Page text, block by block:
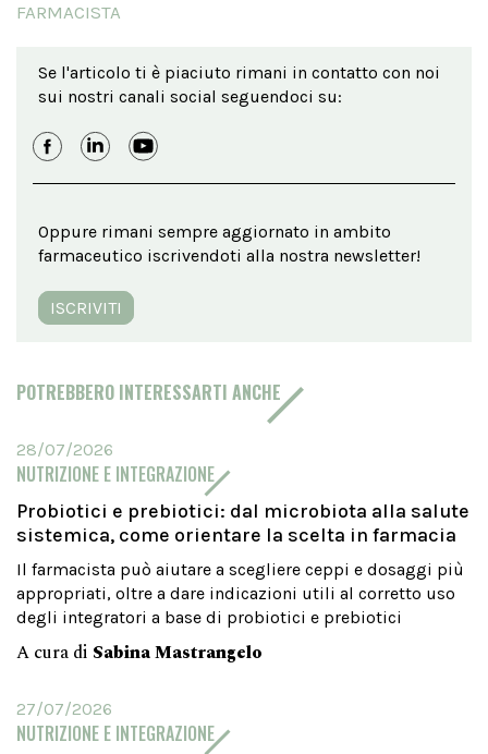
FARMACISTA
Se l'articolo ti è piaciuto rimani in contatto con noi
sui nostri canali social seguendoci su:
Oppure rimani sempre aggiornato in ambito
farmaceutico iscrivendoti alla nostra newsletter!
ISCRIVITI
POTREBBERO INTERESSARTI ANCHE
28/07/2026
NUTRIZIONE E INTEGRAZIONE
Probiotici e prebiotici: dal microbiota alla salute
sistemica, come orientare la scelta in farmacia
Il farmacista può aiutare a scegliere ceppi e dosaggi più
appropriati, oltre a dare indicazioni utili al corretto uso
degli integratori a base di probiotici e prebiotici
A cura di Sabina Mastrangelo
27/07/2026
NUTRIZIONE E INTEGRAZIONE